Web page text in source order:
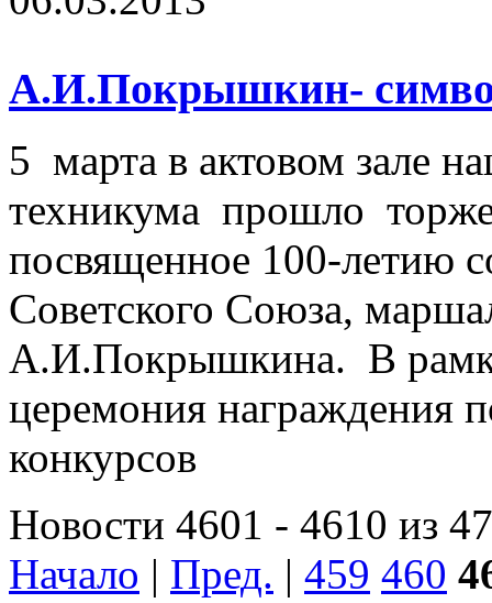
А.И.Покрышкин-
5 марта в актовом зале
техникума прошло
посвященное 100-летию
Советского Союза,
А.И.Покрышкина. В
церемония награждения
конкурсов
Новости 4601 - 4610 из
Начало | Пред. | 459 460